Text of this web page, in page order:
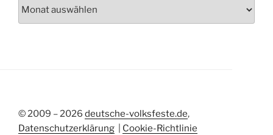
e
n
© 2009 – 2026 deutsche-volksfeste.de,
Datenschutzerklärung
Cookie-Richtlinie